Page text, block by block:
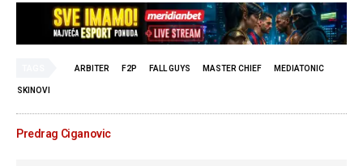
ARBITER F2P FALL GUYS MASTER CHIEF MEDIATONIC
SKINOVI
Predrag Ciganovic